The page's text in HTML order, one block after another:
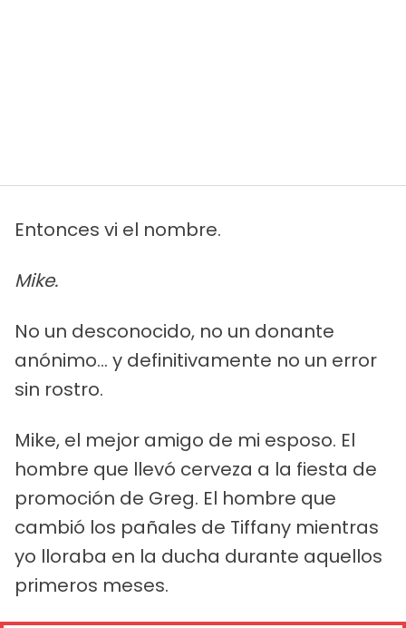
Entonces vi el nombre.
Mike.
No un desconocido, no un donante
anónimo... y definitivamente no un error
sin rostro.
Mike, el mejor amigo de mi esposo. El
hombre que llevó cerveza a la fiesta de
promoción de Greg. El hombre que
cambió los pañales de Tiffany mientras
yo lloraba en la ducha durante aquellos
primeros meses.